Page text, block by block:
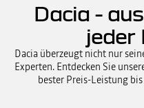
Dacia -
jeder
Dacia überzeugt nicht nur
Experten. Entdecken Sie
bester Preis-Leistung